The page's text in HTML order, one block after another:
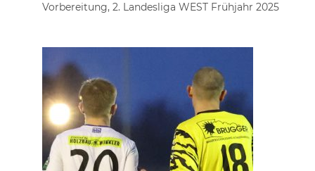
Vorbereitung, 2. Landesliga WEST Frühjahr 2025